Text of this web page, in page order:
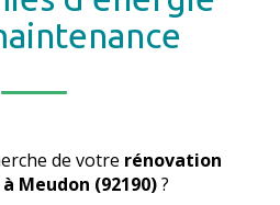
de votre rénovation
à Meudon (92190) ?